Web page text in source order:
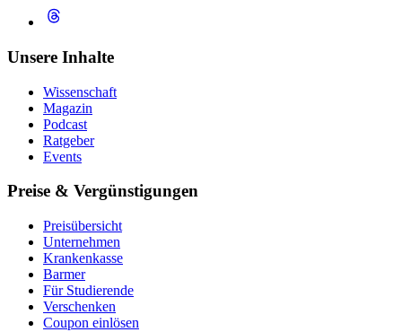
Unsere Inhalte
Wissenschaft
Magazin
Podcast
Ratgeber
Events
Preise & Vergünstigungen
Preisübersicht
Unternehmen
Krankenkasse
Barmer
Für Studierende
Ver­schen­ken
Coupon einlösen